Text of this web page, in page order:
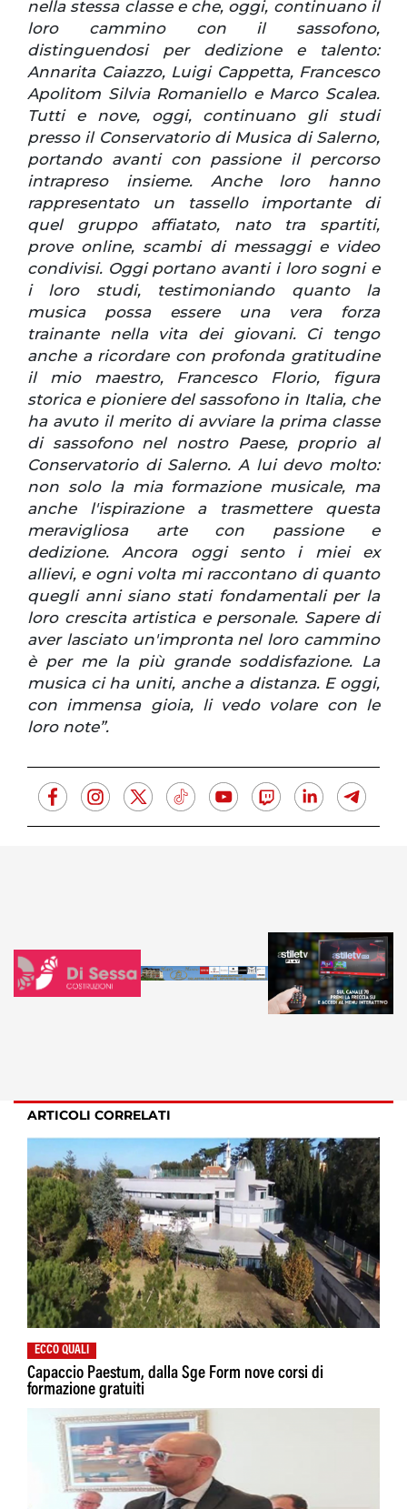
nella stessa classe e che, oggi, continuano il
loro cammino con il sassofono,
distinguendosi per dedizione e talento:
Annarita Caiazzo, Luigi Cappetta, Francesco
Apolitom Silvia Romaniello e Marco Scalea.
Tutti e nove, oggi, continuano gli studi
presso il Conservatorio di Musica di Salerno,
portando avanti con passione il percorso
intrapreso insieme. Anche loro hanno
rappresentato un tassello importante di
quel gruppo affiatato, nato tra spartiti,
prove online, scambi di messaggi e video
condivisi. Oggi portano avanti i loro sogni e
i loro studi, testimoniando quanto la
musica possa essere una vera forza
trainante nella vita dei giovani. Ci tengo
anche a ricordare con profonda gratitudine
il mio maestro, Francesco Florio, figura
storica e pioniere del sassofono in Italia, che
ha avuto il merito di avviare la prima classe
di sassofono nel nostro Paese, proprio al
Conservatorio di Salerno. A lui devo molto:
non solo la mia formazione musicale, ma
anche l'ispirazione a trasmettere questa
meravigliosa arte con passione e
dedizione. Ancora oggi sento i miei ex
allievi, e ogni volta mi raccontano di quanto
quegli anni siano stati fondamentali per la
loro crescita artistica e personale. Sapere di
aver lasciato un'impronta nel loro cammino
è per me la più grande soddisfazione. La
musica ci ha uniti, anche a distanza. E oggi,
con immensa gioia, li vedo volare con le
loro note”.
ARTICOLI CORRELATI
ECCO QUALI
Capaccio Paestum, dalla Sge Form nove corsi di
formazione gratuiti